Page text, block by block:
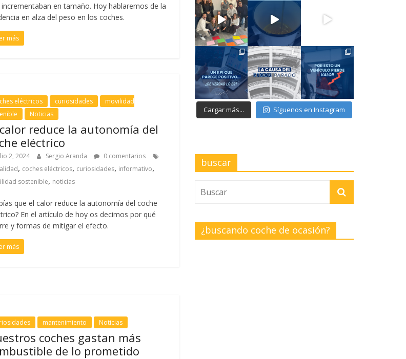
incrementaban en tamaño. Hoy hablaremos de la
en alza del peso en los coches.
más
eléctricos curiosidades
movilidad
Noticias
reduce la autonomía del
eléctrico
2, 2024 Sergio Aranda
0 comentarios
, coches eléctricos, curiosidades, informativo,
sostenible, noticias
que el calor reduce la autonomía del coche
En el artículo de hoy os decimos por qué
y formas de mitigar el efecto.
más
mantenimiento Noticias
coches gastan más
de lo prometido
Cargar más... Síguenos en Instagram
buscar
¿buscando coche de ocasión?